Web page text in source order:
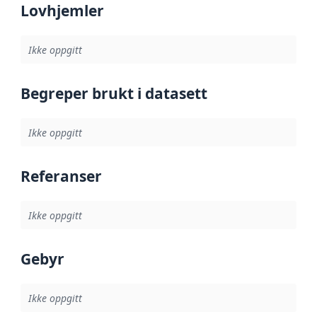
Lovhjemler
Ikke oppgitt
Begreper brukt i datasett
Ikke oppgitt
Referanser
Ikke oppgitt
Gebyr
Ikke oppgitt